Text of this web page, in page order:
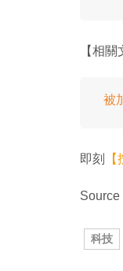
【相關
被
即刻 【
科技